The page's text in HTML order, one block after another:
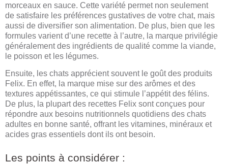
morceaux en sauce. Cette variété permet non seulement
de satisfaire les préférences gustatives de votre chat, mais
aussi de diversifier son alimentation. De plus, bien que les
formules varient d’une recette à l’autre, la marque privilégie
généralement des ingrédients de qualité comme la viande,
le poisson et les légumes.
Ensuite, les chats apprécient souvent le goût des produits
Felix. En effet, la marque mise sur des arômes et des
textures appétissantes, ce qui stimule l’appétit des félins.
De plus, la plupart des recettes Felix sont conçues pour
répondre aux besoins nutritionnels quotidiens des chats
adultes en bonne santé, offrant les vitamines, minéraux et
acides gras essentiels dont ils ont besoin.
Les points à considérer :